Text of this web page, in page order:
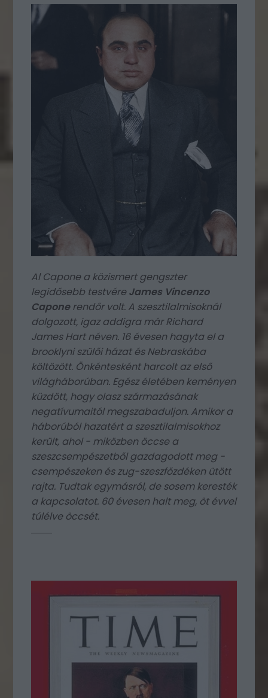
Al Capone a közismert gengszter
legidősebb testvéreJames Vincenzo
Caponerendőr volt. A szesztilalmisoknál
dolgozott, igaz addigra már Richard
James Hart néven. 16 évesen hagyta el a
brooklyni szülői házat és Nebraskába
költözött. Önkéntesként harcolt az első
világháborúban. Egész életében keményen
küzdött, hogy olasz származásának
negatívumaitól megszabaduljon. Amikor a
háborúból hazatért a szesztilalmisokhoz
került, ahol - miközben öccse a
szeszcsempészetből gazdagodott meg -
csempészeken és zug-szeszfőzdéken ütött
rajta. Tudtak egymásról, de sosem keresték
a kapcsolatot. 60 évesen halt meg, öt évvel
túlélve öccsét.